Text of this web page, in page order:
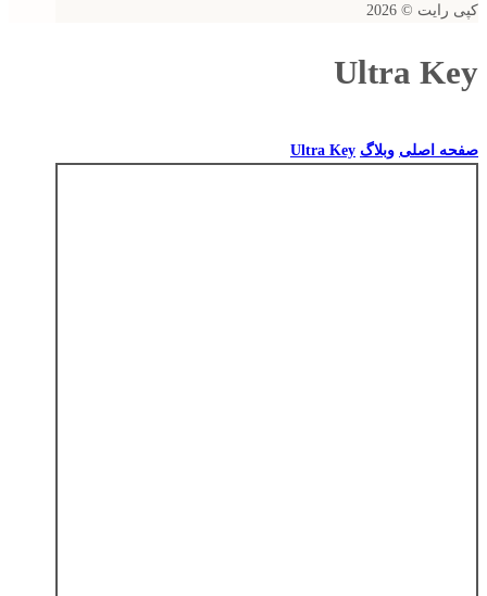
کپی رایت © 2026
Ultra Key
صفحه اصلی وبلاگ Ultra Key